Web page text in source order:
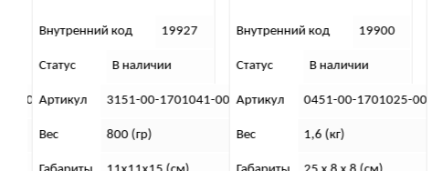
00
Внутренний код 19900
Статус В наличии
Артикул 0451-00-1701025-00
Вес 1,6 (кг)
Внутренний код 19905
Статус В наличии
Артикул 3741-00-1701250-00
Вес 4,6 (кг)